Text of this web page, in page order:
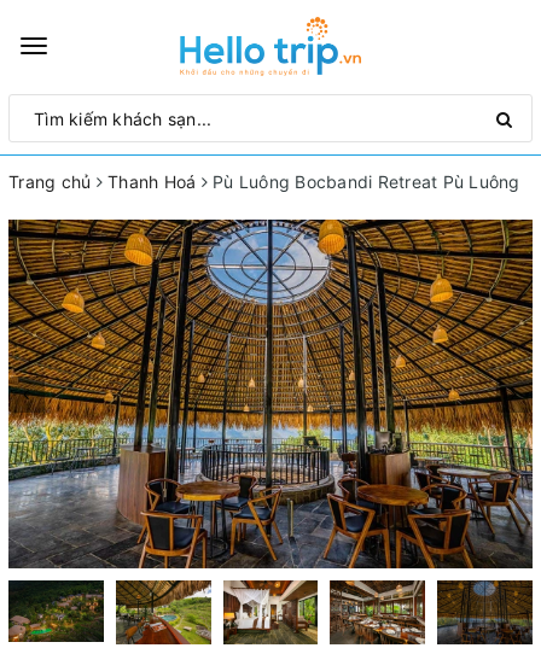
Toggle
Trang chủ Thanh Hoá Pù Luông Bocbandi Retreat Pù Luông